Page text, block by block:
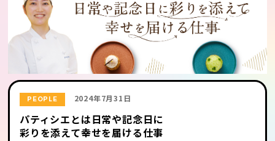
PEOPLE 2024年7月31日
パティシエとは日常や記念日に
彩りを添えて幸せを届ける仕事